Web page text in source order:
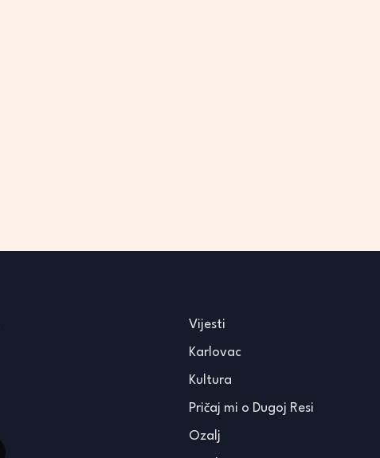
Vijesti
Karlovac
Kultura
Pričaj mi o Dugoj Resi
Ozalj